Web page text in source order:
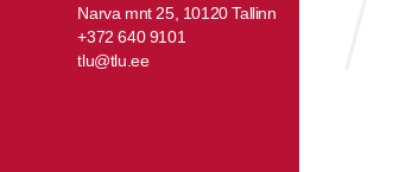
Narva mnt 25, 10120 Tallinn
+372 640 9101
tlu@tlu.ee